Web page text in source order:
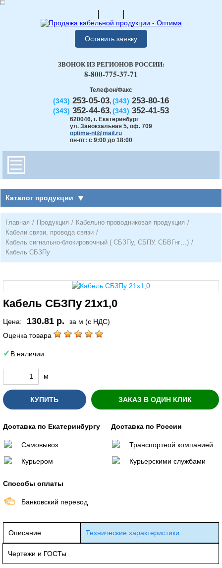
Оставить заявку
Телефон/Факс
(343) 253-05-03, (343) 253-80-16
(343) 352-44-63, (343) 352-41-53
620046, г. Екатеринбург
ул. Завокзальная 5, оф. 709
optima-nt@mail.ru
пн-пт: с 9:00 до 18:00
ЗВОНОК ИЗ РЕГИОНОВ РОССИИ:
8-800-775-37-71
Каталог продукции
Главная / Продукция / Кабельно-проводниковая продукция /
Кабели связи, провода связи /
Кабель сигнально-блокировочный ( СБЗПу, СБПУ, СБВГнг…) /
Кабель СБЗПу
Кабель СБЗПу 21х1,0
Цена: 130.81 р.
за м (с НДС)
Оценка товара
В наличии
м
КУПИТЬ ЗАКАЗ В ОДИН КЛИК
Доставка по Екатеринбургу
Самовывоз
Курьером
Доставка по России
Транспортной компанией
Курьерскими службами
Способы оплаты
Банковский перевод
Описание Технические характеристики
Чертежи и ГОСТы